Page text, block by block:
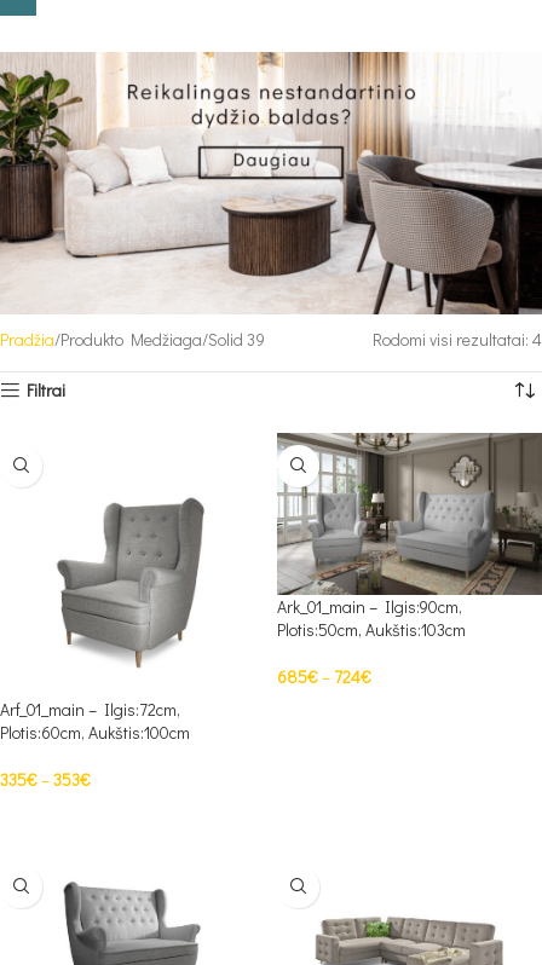
Pradžia Produkto Medžiaga Solid 39 Rodomi visi rezultatai: 4
Filtrai
Arf_01_main – Ilgis:72cm,
Plotis:60cm, Aukštis:100cm
335€–353€
Ark_01_main – Ilgis:90cm,
Plotis:50cm, Aukštis:103cm
685€– 724€